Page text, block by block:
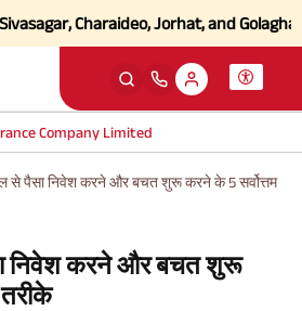
Charaideo, Jorhat, and Golaghat of
Company Limited
से पैसा निवेश करने और बचत शुरू करने के 5 सर्वोत्तम
निवेश करने और बचत शुरू